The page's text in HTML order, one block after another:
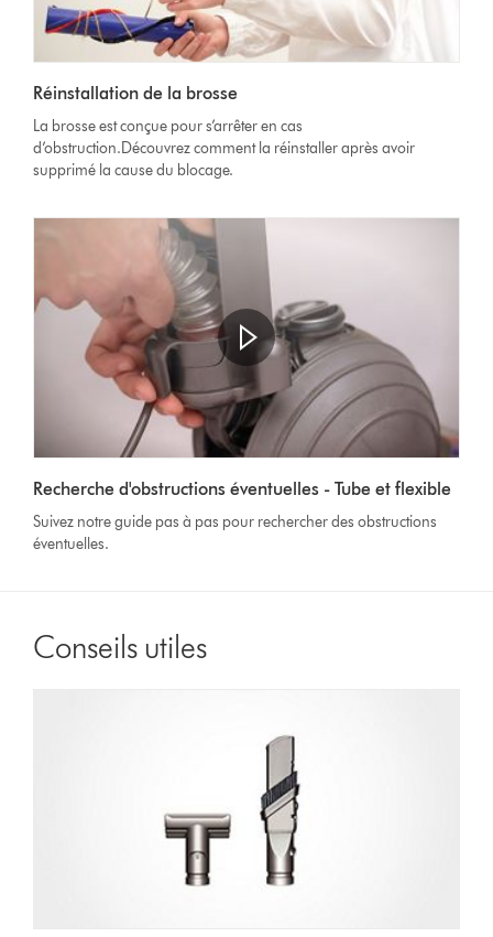
Transcript
Afficher
la
transcription
de
la
vidéo
Réinstallation de la brosse
La brosse est conçue pour s’arrêter en cas
d’obstruction.Découvrez comment la réinstaller après avoir
supprimé la cause du blocage.
Transcript
la
transcription
de
la
vidéo
Recherche d'obstructions éventuelles - Tube et flexible
Suivez notre guide pas à pas pour rechercher des obstructions
éventuelles.
Conseils utiles